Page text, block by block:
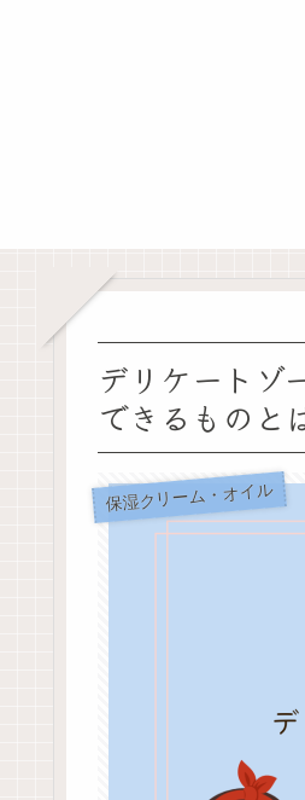
デリケートゾ
できるものと
保湿クリーム・オイル